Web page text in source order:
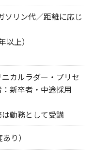
リン代／距離に応じ
上）
カルラダー・プリセ
新卒者・中途採用
勤務として受講
り）